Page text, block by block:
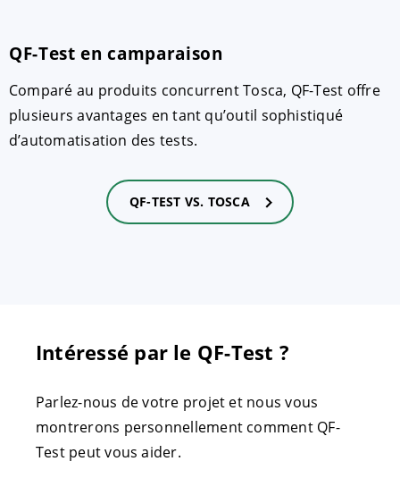
QF-Test en camparaison
Comparé au produits concurrent Tosca, QF-Test offre
plusieurs avantages en tant qu’outil sophistiqué
d’automatisation des tests.
QF-TEST VS. TOSCA
Intéressé par le QF-Test ?
Parlez-nous de votre projet et nous vous
montrerons personnellement comment QF-
Test peut vous aider.